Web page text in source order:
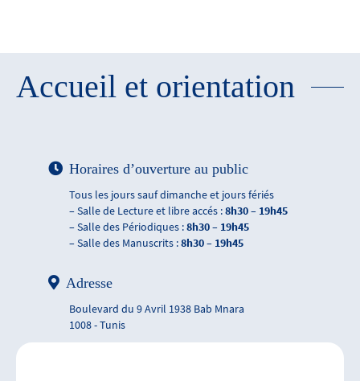
Accueil et orientation
Horaires d’ouverture au public
Tous les jours sauf dimanche et jours fériés
– Salle de Lecture et libre accés :8h30 – 19h45
– Salle des Périodiques :8h30 – 19h45
– Salle des Manuscrits :8h30 – 19h45
Adresse
Boulevard du 9 Avril 1938 Bab Mnara
1008 - Tunis